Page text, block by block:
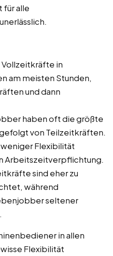
für alle
Vollzeitkräfte in
am meisten Stunden,
und dann
haben oft die größte
von Teilzeitkräften.
Flexibilität
Arbeitszeitverpflichtung.
sind eher zu
während
seltener
in allen
Flexibilität